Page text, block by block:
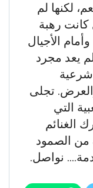
لكنها لم
رهبة
الأجيال
يعد مجرد
تجلى
التي
الغنائم
من الصمود
نواصل.